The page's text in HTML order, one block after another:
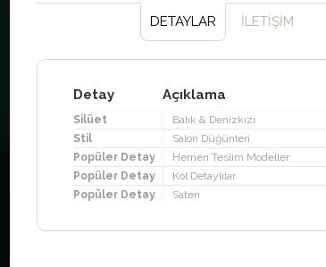
DETAYLAR İLETİŞİM
Detay Açıklama
Silüet
Balık & Denizkızı
Stil
Salon Düğünleri
Popüler Detay
Hemen Teslim Modeller
Popüler Detay
Kol Detaylılar
Popüler Detay
Saten